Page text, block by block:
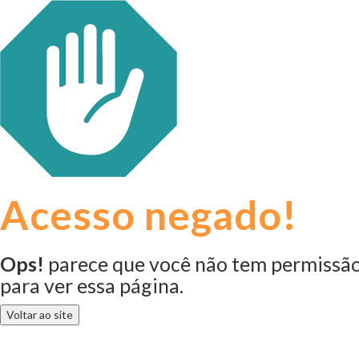
Acesso negado!
Ops! parece que você não tem
para ver essa página.
Voltar ao site